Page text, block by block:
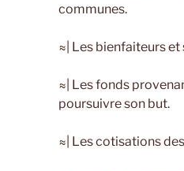
communes.
≈| Les bienfaiteurs et
≈| Les fonds
poursuivre son but.
≈| Les cotisations